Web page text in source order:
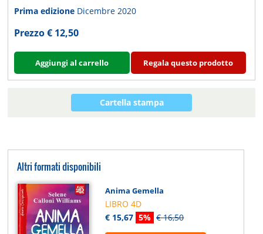
Prima edizione Dicembre 2020
Prezzo € 12,50
Aggiungi al carrello Regala questo prodotto
Cartella stampa
Altri formati disponibili
Anima Gemella
LIBRO 4D
€ 15,67 5% € 16,50